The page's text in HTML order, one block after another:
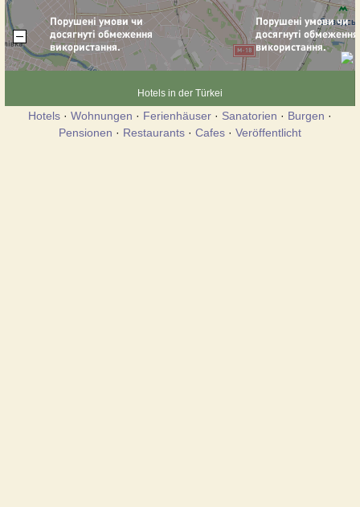
Hotels in der Türkei
Hotels · Wohnungen · Ferienhäuser · Sanatorien · Burgen ·
Pensionen · Restaurants · Cafes · Veröffentlicht